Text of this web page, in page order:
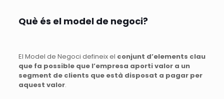
Què és el model de negoci?
El Model de Negoci defineix el conjunt d’elements clau
que fa possible que l’empresa aporti valor a un
segment de clients que està disposat a pagar per
aquest valor.